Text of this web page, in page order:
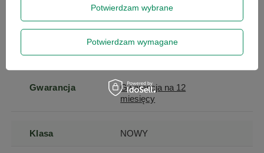
Symbol 0889899082096
Gwarancja
Gwarancja na 12
miesięcy
Klasa NOWY
Potwierdzam wybrane
Potwierdzam wymagane